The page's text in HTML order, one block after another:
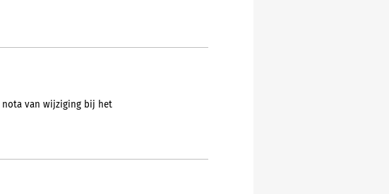
nota van wijziging bij het